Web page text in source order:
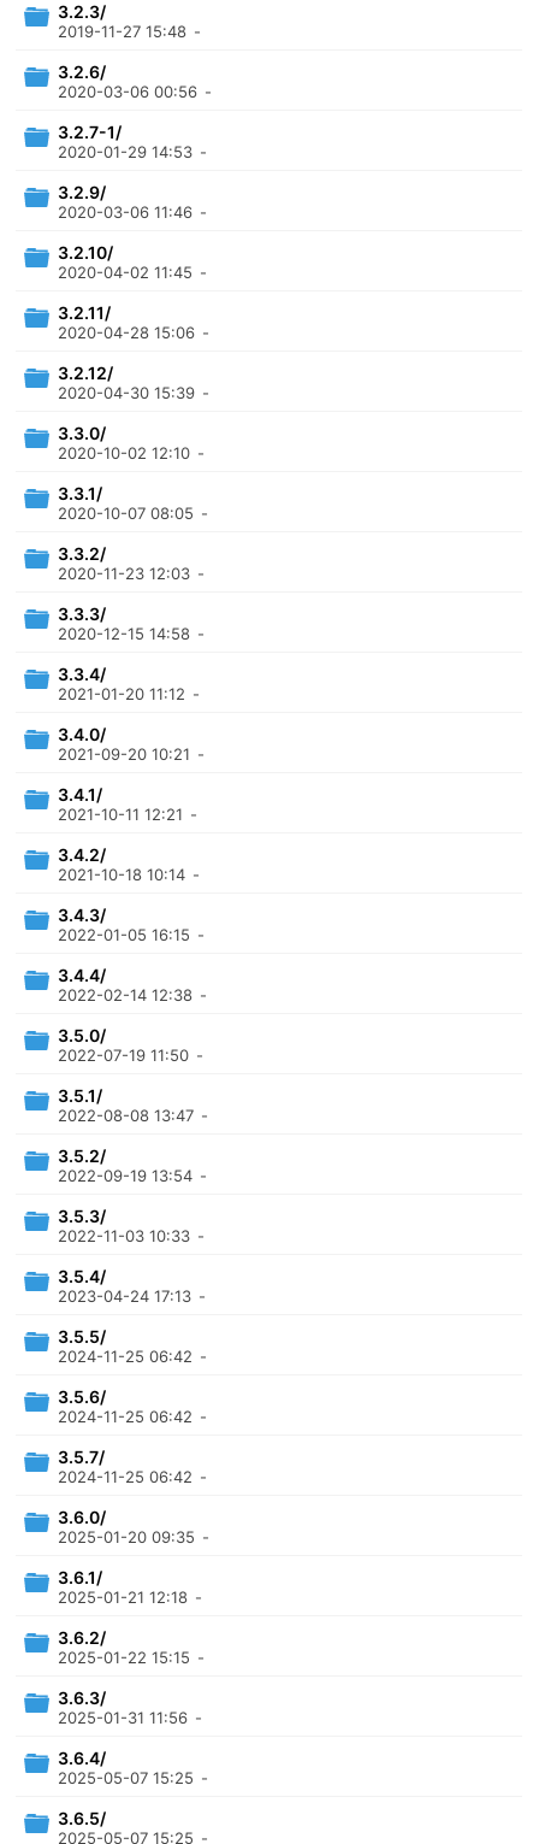
3.2.3/
2019-11-27 15:48 -
3.2.6/
2020-03-06 00:56 -
3.2.7-1/
2020-01-29 14:53 -
3.2.9/
2020-03-06 11:46 -
3.2.10/
2020-04-02 11:45 -
3.2.11/
2020-04-28 15:06 -
3.2.12/
2020-04-30 15:39 -
3.3.0/
2020-10-02 12:10 -
3.3.1/
2020-10-07 08:05 -
3.3.2/
2020-11-23 12:03 -
3.3.3/
2020-12-15 14:58 -
3.3.4/
2021-01-20 11:12 -
3.4.0/
2021-09-20 10:21 -
3.4.1/
2021-10-11 12:21 -
3.4.2/
2021-10-18 10:14 -
3.4.3/
2022-01-05 16:15 -
3.4.4/
2022-02-14 12:38 -
3.5.0/
2022-07-19 11:50 -
3.5.1/
2022-08-08 13:47 -
3.5.2/
2022-09-19 13:54 -
3.5.3/
2022-11-03 10:33 -
3.5.4/
2023-04-24 17:13 -
3.5.5/
2024-11-25 06:42 -
3.5.6/
2024-11-25 06:42 -
3.5.7/
2024-11-25 06:42 -
3.6.0/
2025-01-20 09:35 -
3.6.1/
2025-01-21 12:18 -
3.6.2/
2025-01-22 15:15 -
3.6.3/
2025-01-31 11:56 -
3.6.4/
2025-05-07 15:25 -
3.6.5/
2025-05-07 15:25 -